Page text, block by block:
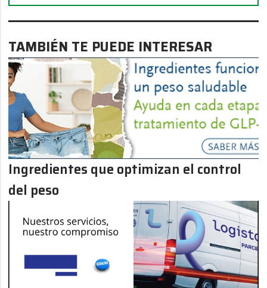
TAMBIÉN TE PUEDE INTERESAR
Ingredientes que optimizan el control
del peso